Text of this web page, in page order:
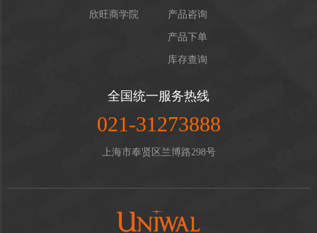
欣旺商学院 产品咨询
产品下单
库存查询
全国统一服务热线
021-31273888
上海市奉贤区兰博路298号